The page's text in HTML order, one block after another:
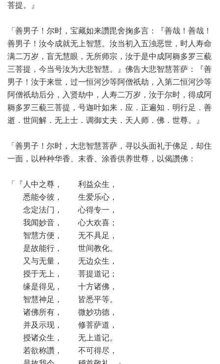
菩提。』
「善男子！尔时，宝藏如来讚毘舍掬多言：『善哉！善哉！
善男子！汝今成就无上智慧。汝当初入五浊恶世，时人寿命
满二万岁，盲无慧眼，无所师宗，汝于是中成阿耨多罗三藐
三菩提，今当号汝为大悲智慧。』佛告大悲智慧菩萨：『善
男子！汝于来世，过一恒河沙等阿僧祇劫，入第二恒河沙等
阿僧祇劫后分，入贤劫中，人寿二万岁，汝于尔时，得成阿
耨多罗三藐三菩提，号迦叶如来．应．正遍知．明行足．善
逝．世间解．无上士．调御丈夫．天人师．佛．世尊。』
「善男子！尔时，大悲智慧菩萨，寻以头面礼于佛足，却住
一面，以种种华香、末香、涂香供养世尊，以偈讚佛：
「『人中之尊， 利益众生，
悉能令彼， 生爱乐心，
念定法门， 心得专一，
我闻妙音， 心大欢喜；
智慧方便， 无不具足，
是故能行， 世间教化。
又与无量， 无边众生，
授于无上， 菩提道记；
缘是得见， 十方诸佛，
智慧神足， 皆悉平等。
诸佛所有， 微妙功德，
并及示现， 修菩萨道，
授诸众生， 无上道记。
若欲称讚， 不可得尽，